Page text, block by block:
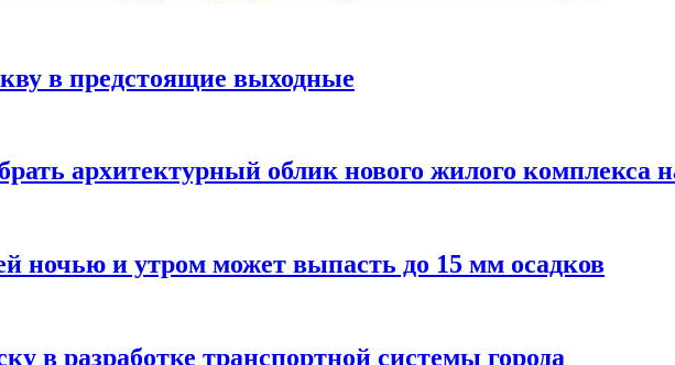
в предстоящие выходные
архитектурный облик нового жилого комплекса
ночью и утром может выпасть до 15 мм осадков
в разработке транспортной системы города